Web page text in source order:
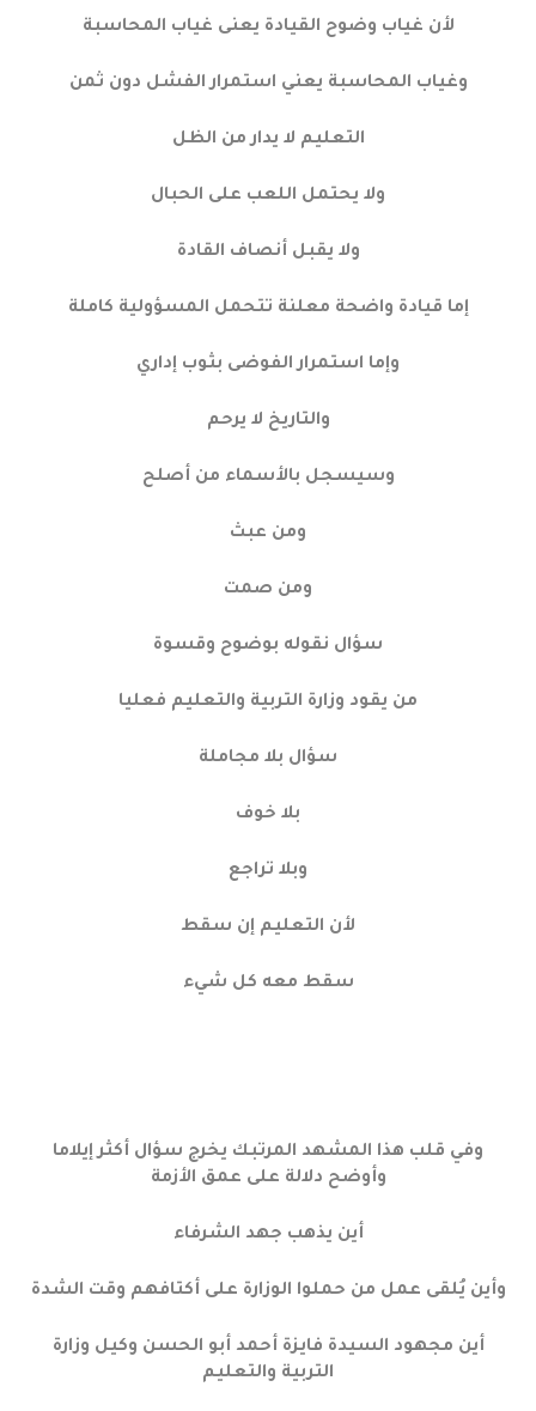
لأن غياب وضوح القيادة يعنى غياب المحاسبة
وغياب المحاسبة يعني استمرار الفشل دون ثمن
التعليم لا يدار من الظل
ولا يحتمل اللعب على الحبال
ولا يقبل أنصاف القادة
إما قيادة واضحة معلنة تتحمل المسؤولية كاملة
وإما استمرار الفوضى بثوب إداري
والتاريخ لا يرحم
وسيسجل بالأسماء من أصلح
ومن عبث
ومن صمت
سؤال نقوله بوضوح وقسوة
من يقود وزارة التربية والتعليم فعليا
سؤال بلا مجاملة
بلا خوف
وبلا تراجع
لأن التعليم إن سقط
سقط معه كل شيء
وفي قلب هذا المشهد المرتبك يخرج سؤال أكثر إيلاما
وأوضح دلالة على عمق الأزمة
أين يذهب جهد الشرفاء
وأين يُلقى عمل من حملوا الوزارة على أكتافهم وقت الشدة
أين مجهود السيدة فايزة أحمد أبو الحسن وكيل وزارة
التربية والتعليم